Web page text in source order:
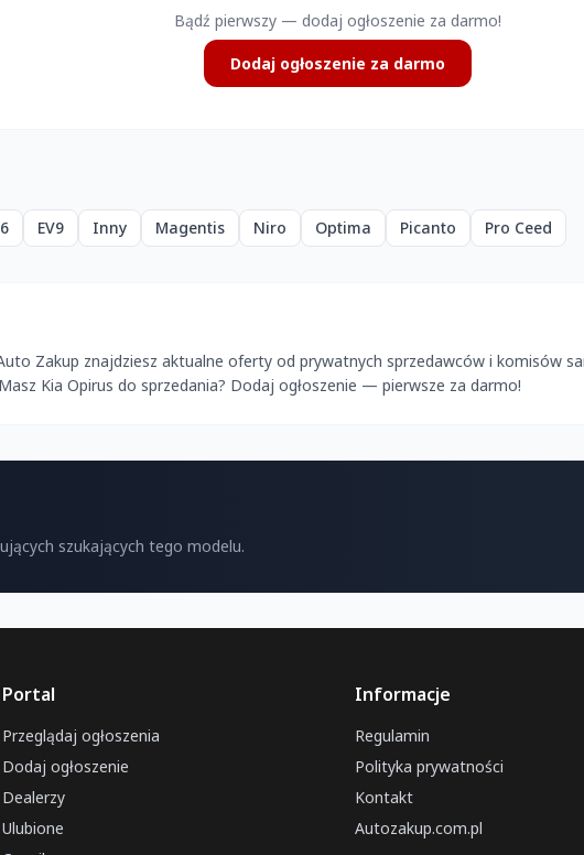
Bądź pierwszy — dodaj ogłoszenie za darmo!
Dodaj ogłoszenie za darmo
EV9 Inny Magentis Niro Optima Picanto Pro Ceed
Zakup znajdziesz aktualne oferty od prywatnych sprzedawców i komisów
Kia Opirus do sprzedania? Dodaj ogłoszenie — pierwsze za darmo!
szukających tego modelu.
Portal
Przeglądaj ogłoszenia
Dodaj ogłoszenie
Dealerzy
Ulubione
Informacje
Regulamin
Polityka prywatności
Kontakt
Autozakup.com.pl